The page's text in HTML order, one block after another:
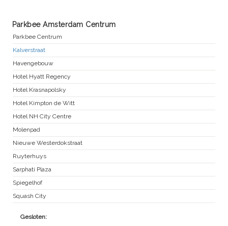
Parkbee Amsterdam Centrum
Parkbee Centrum
Kalverstraat
Havengebouw
Hotel Hyatt Regency
Hotel Krasnapolsky
Hotel Kimpton de Witt
Hotel NH City Centre
Molenpad
Nieuwe Westerdokstraat
Ruyterhuys
Sarphati Plaza
Spiegelhof
Squash City
Gesloten: